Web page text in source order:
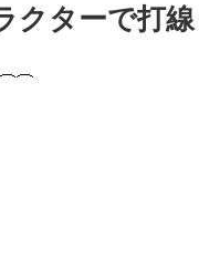
クターで打線